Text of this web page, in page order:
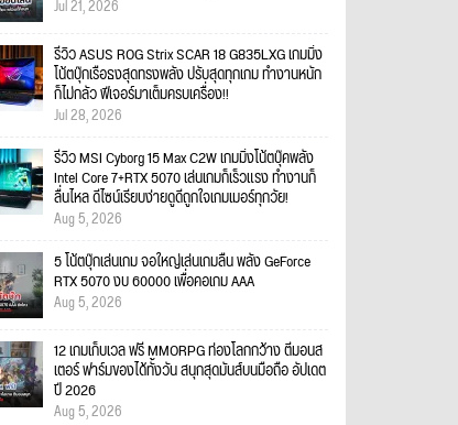
Jul 21, 2026
รีวิว ASUS ROG Strix SCAR 18 G835LXG เกมมิ่ง
โน้ตบุ๊กเรือธงสุดทรงพลัง ปรับสุดทุกเกม ทำงานหนัก
ก็ไม่กลัว ฟีเจอร์มาเต็มครบเครื่อง!!
Jul 28, 2026
รีวิว MSI Cyborg 15 Max C2W เกมมิ่งโน้ตบุ๊คพลัง
Intel Core 7+RTX 5070 เล่นเกมก็เร็วแรง ทำงานก็
ลื่นไหล ดีไซน์เรียบง่ายดูดีถูกใจเกมเมอร์ทุกวัย!
Aug 5, 2026
5 โน้ตบุ๊กเล่นเกม จอใหญ่เล่นเกมลื่น พลัง GeForce
RTX 5070 งบ 60000 เพื่อคอเกม AAA
Aug 5, 2026
12 เกมเก็บเวล ฟรี MMORPG ท่องโลกกว้าง ตีมอนส
เตอร์ ฟาร์มของได้ทั้งวัน สนุกสุดมันส์บนมือถือ อัปเดต
ปี 2026
Aug 5, 2026